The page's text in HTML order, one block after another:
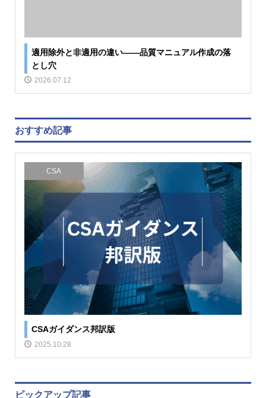
適用除外と非適用の違い――品質マニュアル作成の落
とし穴
2026.07.12
おすすめ記事
CSA
CSAガイダンス邦訳版
2025.10.28
ピックアップ記事